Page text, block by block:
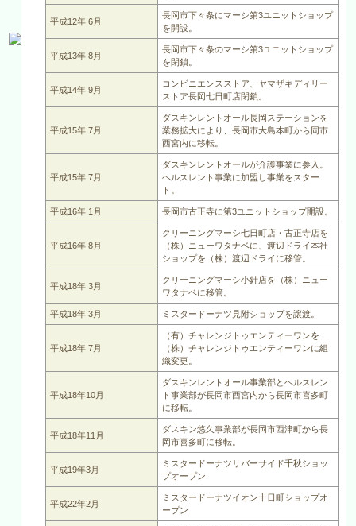
平成12年 6月
長岡市下々条にマーシ第3ユニットショップ
を開設。
平成13年 8月
長岡市下々条のマーシ第3ユニットショップ
を閉鎖。
平成14年 9月
コンビニエンスストア、ヤマザキディリー
ストア長岡七日町店閉鎖。
平成15年 7月
ダスキンレントオール長岡ステーションを
業務拡大により、長岡市大島本町から同市
西宮内に移転。
平成15年 7月
ダスキンレントオールが介護事業に参入。
ヘルスレント事業に加盟し事業をスター
ト。
平成16年 1月 長岡市古正寺に第3ユニットショップ開設。
平成16年 8月
クリーニングマーシ七日町店・古正寺店を
（株）ニューワタナベに、渡辺ドライ本社
ショップを（株）渡辺ドライに移管。
平成18年 3月
クリーニングマーシ小針店を（株）ニュー
ワタナベに移管。
平成18年 3月 ミスタードーナツ見附ショップを譲渡。
平成18年 7月
（有）チャレンジトゥエンティーワンを
（株）チャレンジトゥエンティーワンに組
織変更。
平成18年10月
ダスキンレントオール事業部とヘルスレン
ト事業部が長岡市西宮内から長岡市喜多町
に移転。
平成18年11月
ダスキン悠久事業部が長岡市西津町から長
岡市喜多町に移転。
平成19年3月
ミスタードーナツリバーサイド千秋ショッ
プオープン
平成22年2月
ミスタードーナツイオン十日町ショップオ
ープン